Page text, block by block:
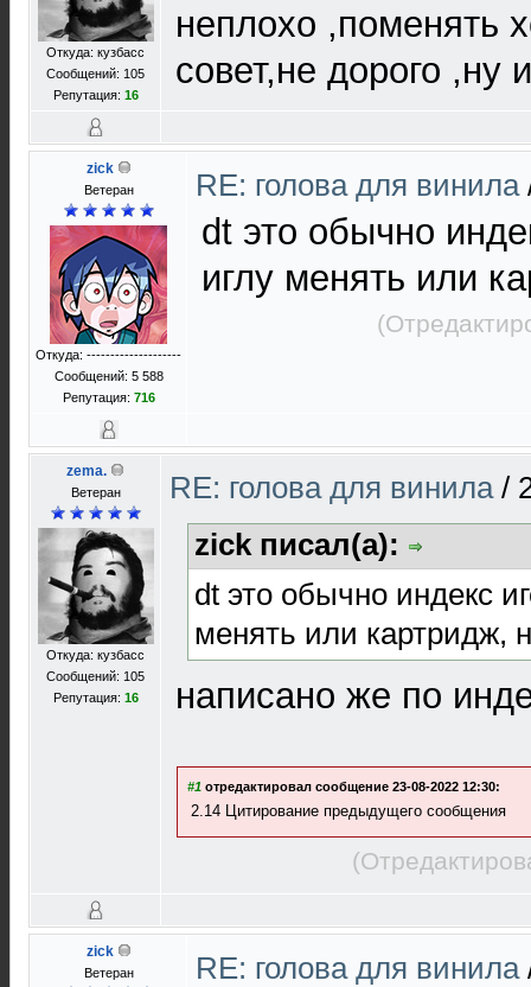
Откуда: кузбасс
Сообщений: 105
Репутация: 16
неплохо ,поменять
совет,не дорого ,ну
zick
Ветеран
Откуда: --------------------
Сообщений: 5 588
Репутация: 716
RE: голова для винила
dt это обычно
иглу менять или
zema.
Ветеран
Откуда: кузбасс
Сообщений: 105
Репутация: 16
RE: голова для винила /
zick писал(а):
dt это обычно индекс
менять или картридж,
написано же по
#1 отредактировал сообщение 23-08-2022 12:30:
2.14 Цитирование предыдущего сообщения
zick
Ветеран RE: голова для винила